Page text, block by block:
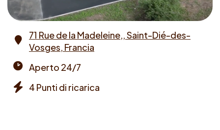
Address
71 Rue de la Madeleine,, Saint-Dié-des-
Vosges, Francia
times
Aperto 24/7
4 Punti di ricarica